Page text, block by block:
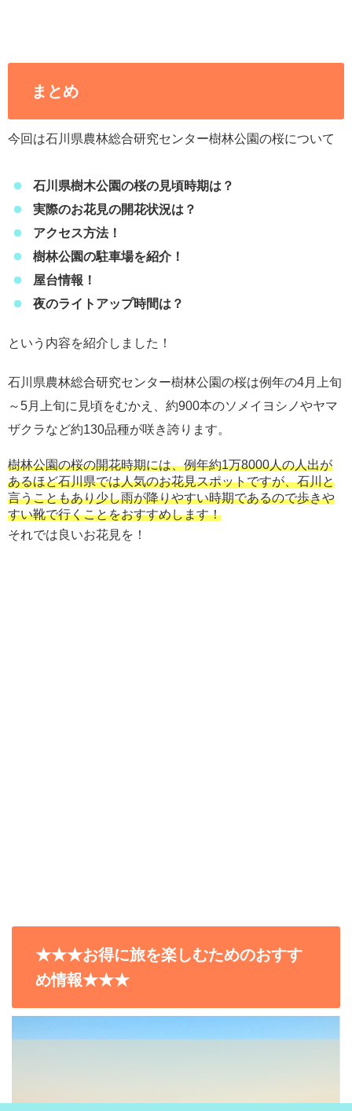
まとめ
今回は石川県農林総合研究センター樹林公園の桜について
石川県樹木公園の桜の見頃時期は？
実際のお花見の開花状況は？
アクセス方法！
樹林公園の駐車場を紹介！
屋台情報！
夜のライトアップ時間は？
という内容を紹介しました！
石川県農林総合研究センター樹林公園の桜は例年の4月上旬
～5月上旬に見頃をむかえ、約900本のソメイヨシノやヤマ
ザクラなど約130品種が咲き誇ります。
樹林公園の桜の開花時期には、例年約1万8000人の人出が
あるほど石川県では人気のお花見スポットですが、石川と
言うこともあり少し雨が降りやすい時期であるので歩きや
すい靴で行くことをおすすめします！
それでは良いお花見を！
★★★お得に旅を楽しむためのおすす
め情報★★★